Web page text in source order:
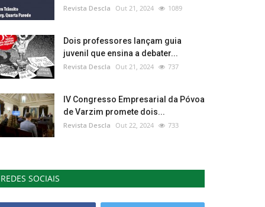
Revista Descla Out 21, 2024 1089
Dois professores lançam guia
juvenil que ensina a debater...
Revista Descla Out 21, 2024 737
IV Congresso Empresarial da Póvoa
de Varzim promete dois...
Revista Descla Out 22, 2024 733
REDES SOCIAIS